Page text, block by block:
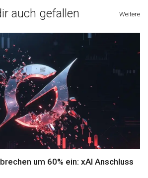
auch gefallen Weitere
um 60% ein: xAI Anschluss